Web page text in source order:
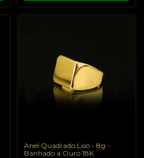
Anel Quadrado Liso - 8g -
Banhado a Ouro 18K